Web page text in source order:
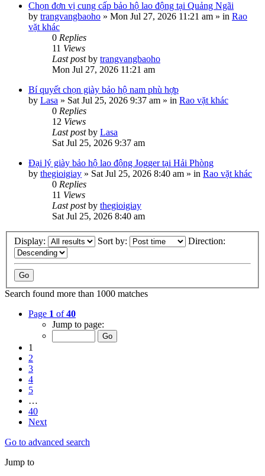
Chọn đơn vị cung cấp bảo hộ lao động tại Quảng Ngãi
by trangvangbaoho » Mon Jul 27, 2026 11:21 am » in Rao
vặt khác
0 Replies
11 Views
Last postby trangvangbaoho
Mon Jul 27, 2026 11:21 am
Bí quyết chọn giày bảo hộ nam phù hợp
by Lasa » Sat Jul 25, 2026 9:37 am » in Rao vặt khác
0 Replies
12 Views
Last postby Lasa
Sat Jul 25, 2026 9:37 am
Đại lý giày bảo hộ lao động Jogger tại Hải Phòng
by thegioigiay » Sat Jul 25, 2026 8:40 am » in Rao vặt khác
0 Replies
11 Views
Last postby thegioigiay
Sat Jul 25, 2026 8:40 am
Display: Sort by: Direction:
Search found more than 1000 matches
Page 1 of40
Jump to page:
1
2
3
4
5
…
40
Next
Go to advanced search
Jump to